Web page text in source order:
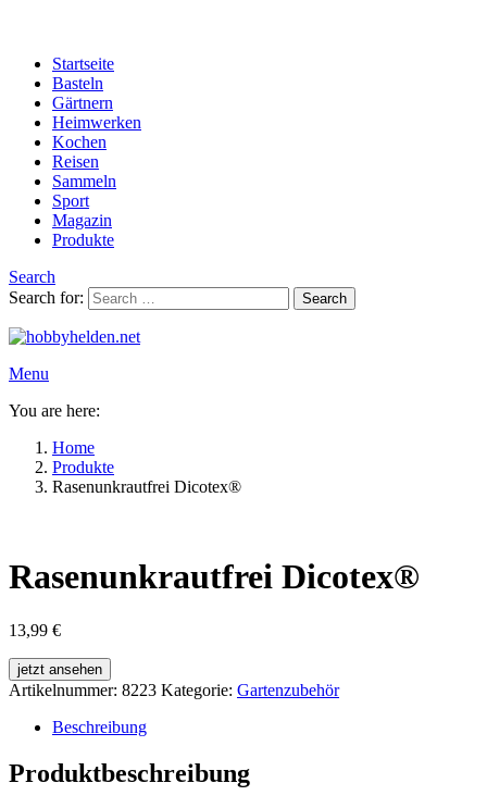
Startseite
Basteln
Gärtnern
Heimwerken
Kochen
Reisen
Sammeln
Sport
Magazin
Produkte
Search
Search for:
Search
Menu
You are here:
Home
Produkte
Rasenunkrautfrei Dicotex®
Rasenunkrautfrei Dicotex®
13,99 €
jetzt ansehen
Artikelnummer: 8223 Kategorie: Gartenzubehör
Beschreibung
Produktbeschreibung